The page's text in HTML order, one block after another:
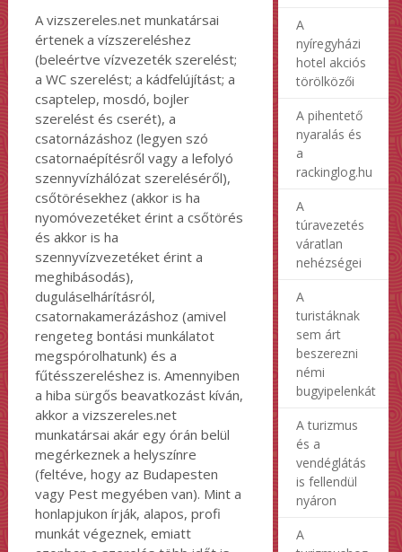
A vizszereles.net munkatársai
értenek a vízszereléshez
(beleértve vízvezeték szerelést;
a WC szerelést; a kádfelújítást; a
csaptelep, mosdó, bojler
szerelést és cserét), a
csatornázáshoz (legyen szó
csatornaépítésről vagy a lefolyó
szennyvízhálózat szereléséről),
csőtörésekhez (akkor is ha
nyomóvezetéket érint a csőtörés
és akkor is ha
szennyvízvezetéket érint a
meghibásodás),
duguláselhárításról,
csatornakamerázáshoz (amivel
rengeteg bontási munkálatot
megspórolhatunk) és a
fűtésszereléshez is. Amennyiben
a hiba sürgős beavatkozást kíván,
akkor a vizszereles.net
munkatársai akár egy órán belül
megérkeznek a helyszínre
(feltéve, hogy az Budapesten
vagy Pest megyében van). Mint a
honlapjukon írják, alapos, profi
munkát végeznek, emiatt
A
nyíregyházi
hotel akciós
törölközői
A pihentető
nyaralás és
a
rackinglog.hu
A
túravezetés
váratlan
nehézségei
A
turistáknak
sem árt
beszerezni
némi
bugyipelenkát
A turizmus
és a
vendéglátás
is fellendül
nyáron
A